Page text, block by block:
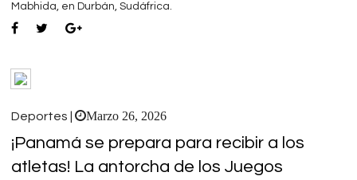
Mabhida, en Durbán, Sudáfrica.
Deportes | Marzo 26, 2026
¡Panamá se prepara para recibir a los
atletas! La antorcha de los Juegos